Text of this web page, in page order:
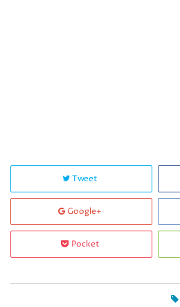
Tweet
Google+
Pocket